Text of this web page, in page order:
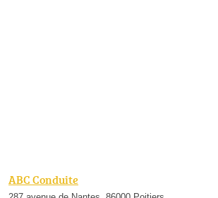
ABC Conduite